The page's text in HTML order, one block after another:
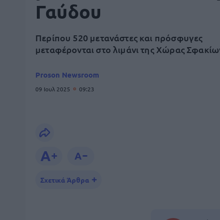
Γαύδου
Περίπου 520 μετανάστες και πρόσφυγες
μεταφέρονται στο λιμάνι της Χώρας
Proson Newsroom
09 Ιουλ 2025 09:23
Σχετικά Άρθρα